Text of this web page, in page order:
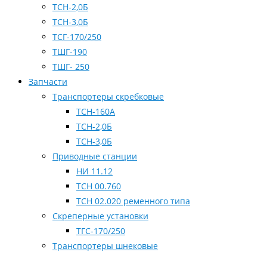
ТСН-2,0Б
ТСН-3,0Б
ТСГ-170/250
ТШГ-190
ТШГ- 250
Запчасти
Транспортеры скребковые
ТСН-160А
ТСН-2,0Б
ТСН-3,0Б
Приводные станции
НИ 11.12
ТСН 00.760
ТСН 02.020 ременного типа
Скреперные установки
ТГС-170/250
Транспортеры шнековые